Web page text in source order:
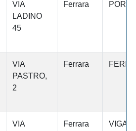
VIA
LADINO
45
Ferrara
VIA
PASTRO,
2
Ferrara
VIA
Ferrara